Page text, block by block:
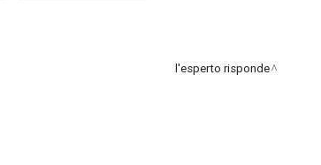
l'esperto risponde